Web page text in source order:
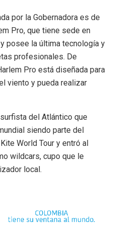
por la Gobernadora es de
Pro, que tiene sede en
posee la última tecnología y
profesionales. De
Pro está diseñada para
viento y pueda realizar
del Atlántico que
siendo parte del
World Tour y entró al
wildcars, cupo que le
local.